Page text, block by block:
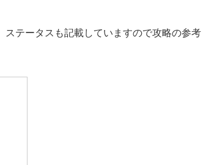
テータスも記載していますので攻略の参考